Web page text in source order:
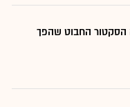
החבוט שהפך